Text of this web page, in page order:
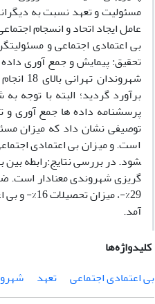
مسئولیت و تعهد نسبت به­
عامل ایجاد اتحاد و انسجام
تحقیق: پیمایش و جمع آوری
توصیفی نشان داد که میزان
گریزی شهروندی معنا­دار است.
آمد.
کلیدواژه‌ها
بی اعتمادی اجتماعی
تعهد